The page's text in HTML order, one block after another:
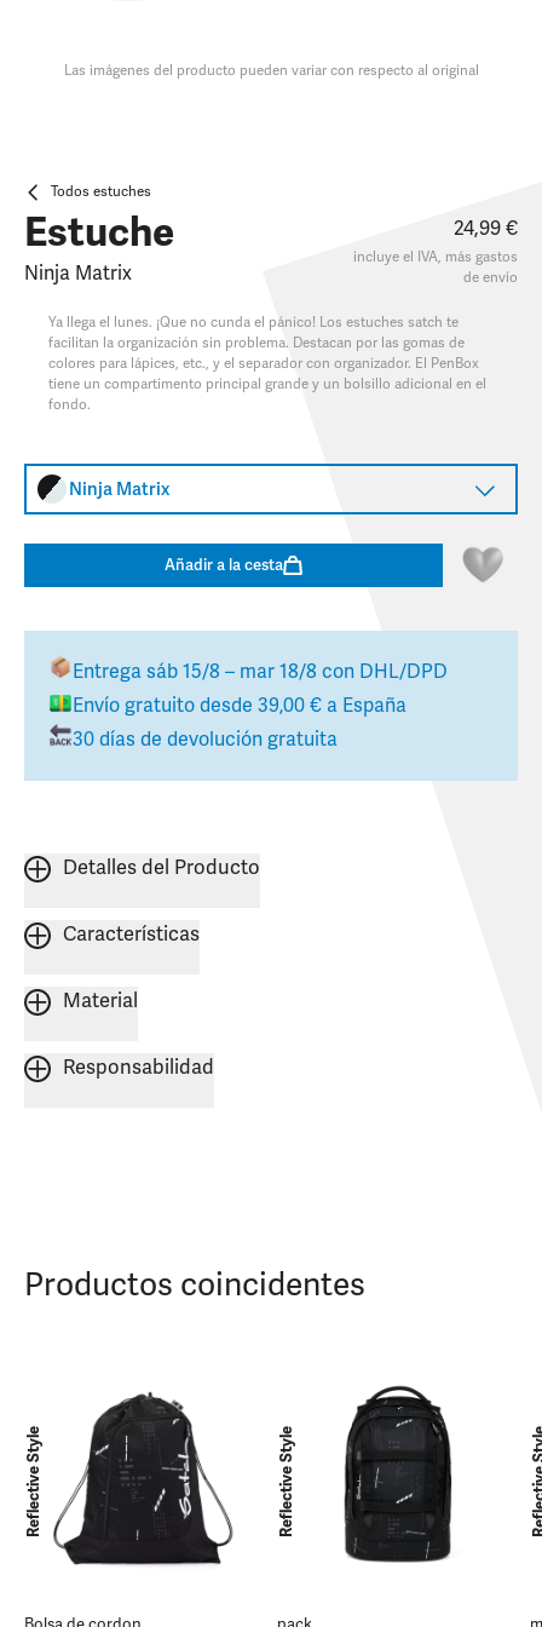
Las imágenes del producto pueden variar con respecto al original
Todos estuches
Estuche
Ninja Matrix
24,99 €
incluye el IVA, más gastos
de envío
Ya llega el lunes. ¡Que no cunda el pánico! Los estuches satch te
facilitan la organización sin problema. Destacan por las gomas de
colores para lápices, etc., y el separador con organizador. El PenBox
tiene un compartimento principal grande y un bolsillo adicional en el
fondo.
Ninja Matrix
Añadir a la cesta
Entrega sáb 15/8 – mar 18/8 con DHL/DPD
Envío gratuito desde 39,00 € a España
30 días de devolución gratuita
Detalles del Producto
Características
Material
Responsabilidad
Productos coincidentes
Reflective Style Reflective Style